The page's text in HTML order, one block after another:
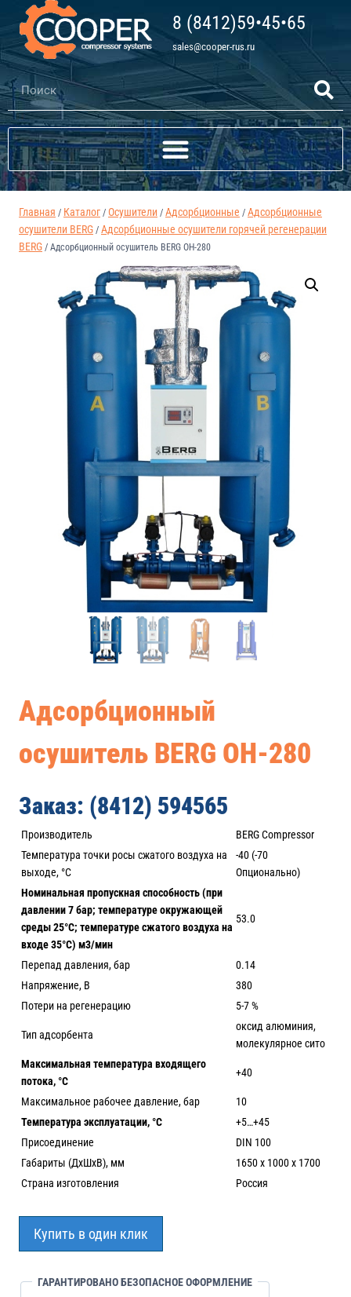
8 (8412)59•45•65
sales@cooper-rus.ru
Главная / Каталог / Осушители / Адсорбционные / Адсорбционные
осушители BERG / Адсорбционные осушители горячей регенерации
BERG / Адсорбционный осушитель BERG ОH-280
Адсорбционный
осушитель BERG ОH-280
Заказ: (8412) 594565
Производитель
BERG Compressor
Температура точки росы сжатого воздуха на
выходе, °С
-40 (-70
Опционально)
Номинальная пропускная способность (при
давлении 7 бар; температуре окружающей
среды 25°С; температуре сжатого воздуха на
входе 35°С) м3/мин
53.0
Перепад давления, бар
0.14
Напряжение, В
380
Потери на регенерацию
5-7 %
Тип адсорбента
оксид алюминия,
молекулярное сито
Максимальная температура входящего
потока, °С
+40
Максимальное рабочее давление, бар
10
Температура эксплуатации, °С
+5…+45
Присоединение
DIN 100
Габариты (ДхШхВ), мм
1650 х 1000 х 1700
Страна изготовления
Россия
Купить в один клик
ГАРАНТИРОВАНО БЕЗОПАСНОЕ ОФОРМЛЕНИЕ